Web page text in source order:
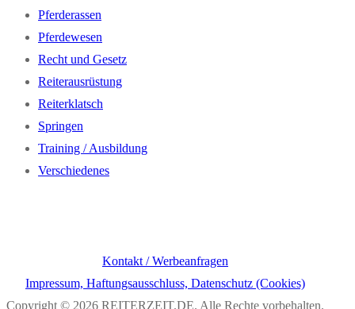
Pferderassen
Pferdewesen
Recht und Gesetz
Reiterausrüstung
Reiterklatsch
Springen
Training / Ausbildung
Verschiedenes
Kontakt / Werbeanfragen
Impressum, Haftungsausschluss, Datenschutz (Cookies)
Copyright © 2026 REITERZEIT.DE. Alle Rechte vorbehalten.